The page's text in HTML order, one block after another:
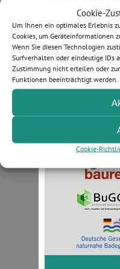
Cookie-
Um Ihnen ein optimales Erlebnis
Cookies, um Geräteinformationen
Wenn Sie diesen Technologien
Surfverhalten oder eindeutige IDs
Zustimmung nicht erteilen oder
Funktionen beeinträchtigt werden.
Cookie-
Fortsetzung des
Erschienen im Juli 2022
Magazin für den
Galabau im Internet.
für Bau-